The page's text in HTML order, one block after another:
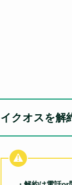
イクオスを解